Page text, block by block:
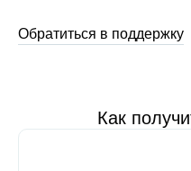
Обратиться в поддержку
Как